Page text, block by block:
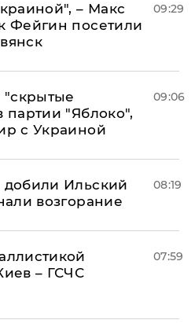
– Макс
Фейгин посетили
09:29
"скрытые
партии "Яблоко",
с Украиной
09:06
Ильский
возгорание
08:19
– ГСЧС
07:59